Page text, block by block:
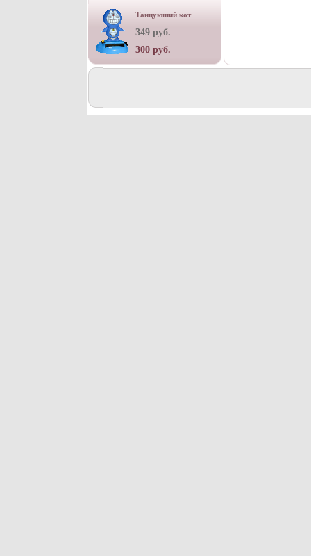
Танцуюший кот
349 руб.
300 руб.